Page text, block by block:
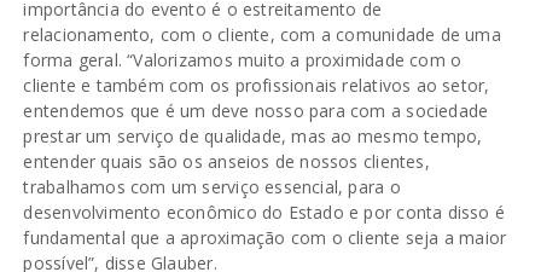
importância do evento é o estreitamento de
relacionamento, com o cliente, com a comunidade de uma
forma geral. “Valorizamos muito a proximidade com o
cliente e também com os profissionais relativos ao setor,
entendemos que é um deve nosso para com a sociedade
prestar um serviço de qualidade, mas ao mesmo tempo,
entender quais são os anseios de nossos clientes,
trabalhamos com um serviço essencial, para o
desenvolvimento econômico do Estado e por conta disso é
fundamental que a aproximação com o cliente seja a maior
possível”, disse Glauber.